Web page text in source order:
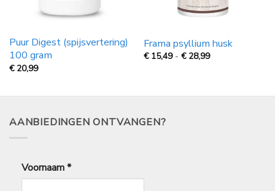
Puur Digest (spijsvertering)
100 gram
€ 20,99
Frama psyllium husk
€ 15,49 - € 28,99Prijsklasse:
28,99
AANBIEDINGEN ONTVANGEN?
Voornaam*